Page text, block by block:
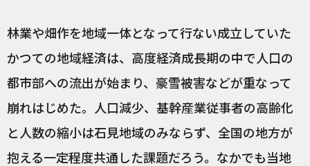
林業や畑作を地域一体となって行ない成立していた
かつての地域経済は、高度経済成長期の中で人口の
都市部への流出が始まり、豪雪被害などが重なって
崩れはじめた。人口減少、基幹産業従事者の高齢化
と人数の縮小は石見地域のみならず、全国の地方が
抱える一定程度共通した課題だろう。なかでも当地